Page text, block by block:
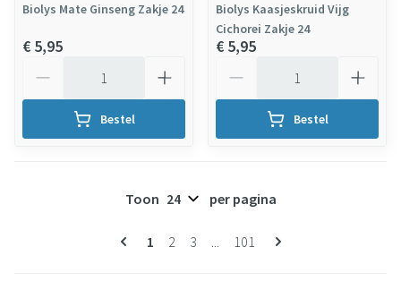
Biolys Mate Ginseng Zakje 24
€ 5,95
Bestel
Biolys Kaasjeskruid Vijg
Cichorei Zakje 24
€ 5,95
Bestel
Pagina's
U lees momenteel pagina
1 Pagina
2 Pagina
3 ... Pagina
101
Toon per pagina